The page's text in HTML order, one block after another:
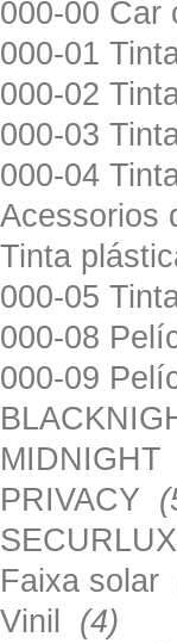
000-00 Car
000-01
000-02
000-03
000-04
Acessorios
Tinta
000-05
000-08
000-09
MIDNIGHT
PRIVACY
Faixa solar
Vinil (4)